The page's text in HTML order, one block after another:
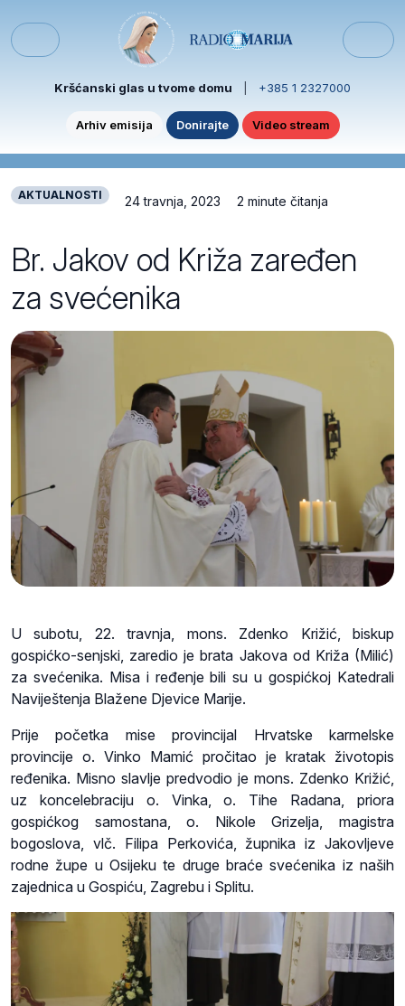
Menu
Kršćanski glas u tvome domu +385 1 2327000
Arhiv emisija Donirajte Video stream
AKTUALNOSTI 24 travnja, 2023 2 minute čitanja
Br. Jakov od Križa zaređen
za svećenika
U subotu, 22. travnja, mons. Zdenko Križić, biskup
gospićko-senjski, zaredio je brata Jakova od Križa (Milić)
za svećenika. Misa i ređenje bili su u gospićkoj Katedrali
Naviještenja Blažene Djevice Marije.
Prije početka mise provincijal Hrvatske karmelske
provincije o. Vinko Mamić pročitao je kratak životopis
ređenika. Misno slavlje predvodio je mons. Zdenko Križić,
uz koncelebraciju o. Vinka, o. Tihe Radana, priora
gospićkog samostana, o. Nikole Grizelja, magistra
bogoslova, vlč. Filipa Perkovića, župnika iz Jakovljeve
rodne župe u Osijeku te druge braće svećenika iz naših
zajednica u Gospiću, Zagrebu i Splitu.